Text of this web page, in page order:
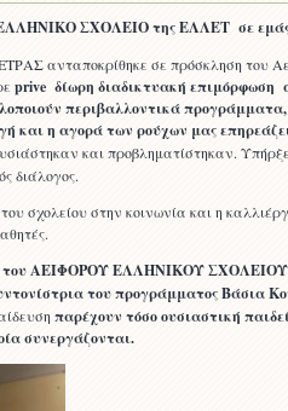
ΣΧΟΛΕΙΟ της ΕΛΛΕΤ σε
ανταποκρίθηκε σε πρόσκληση του
prive δίωρη διαδικτυακή επιμόρφωση
περιβαλλοντικά
και η αγορά των ρούχων μας
και προβληματίστηκαν.
διάλογος.
σχολείου στην κοινωνία και η
του ΑΕΙΦΟΡΟΥ ΕΛΛΗΝΙΚΟΥ
του προγράμματος Βάσια
παρέχουν τόσο ουσιαστική
συνεργάζονται.